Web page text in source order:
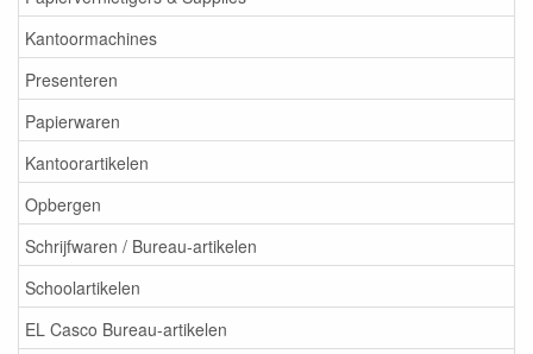
Kantoormachines
Presenteren
Papierwaren
Kantoorartikelen
Opbergen
Schrijfwaren / Bureau-artikelen
Schoolartikelen
EL Casco Bureau-artikelen